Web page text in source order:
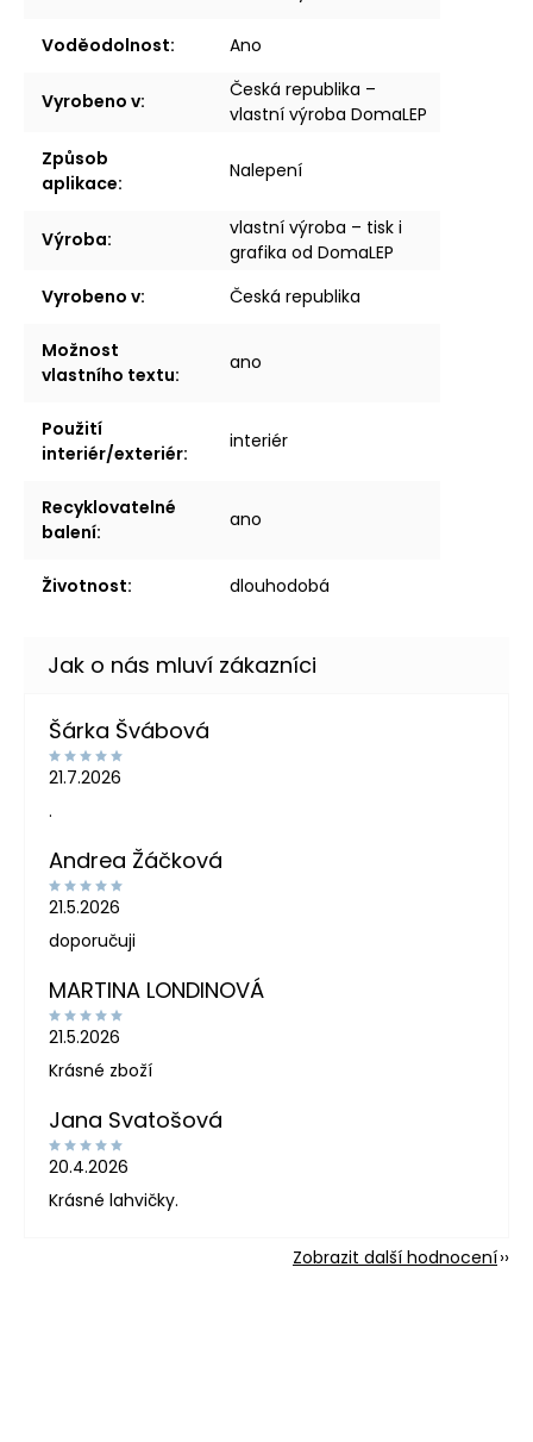
Voděodolnost: Ano
Vyrobeno v:
Česká republika –
vlastní výroba DomaLEP
Způsob
aplikace:
Nalepení
Výroba:
vlastní výroba – tisk i
grafika od DomaLEP
Vyrobeno v: Česká republika
Možnost
vlastního textu:
ano
Použití
interiér/exteriér:
interiér
Recyklovatelné
balení:
ano
Životnost: dlouhodobá
Šárka Švábová
21.7.2026
.
Andrea Žáčková
21.5.2026
doporučuji
MARTINA LONDINOVÁ
21.5.2026
Krásné zboží
Jana Svatošová
20.4.2026
Krásné lahvičky.
Zobrazit další hodnocení